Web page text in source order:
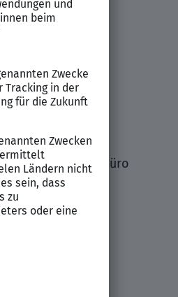
Teams
Erfahrung im Büro